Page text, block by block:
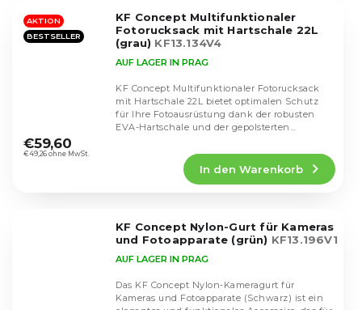
Sternen.
AKTION
BESTSELLER
KF Concept Multifunktionaler
Fotorucksack mit Hartschale 22L
(grau) KF13.134V4
durchschnittliche
Produktbewertung
AUF LAGER IN PRAG
€49,26 ohne MwSt.
€59,60
In den Warenkorb
KF Concept Multifunktionaler Fotorucksack
mit Hartschale 22L bietet optimalen Schutz
für Ihre Fotoausrüstung dank der robusten
EVA-Hartschale und der gepolsterten
KF Concept Nylon-Gurt für Kameras
und Fotoapparate (grün) KF13.196V1
AUF LAGER IN PRAG
Das KF Concept Nylon-Kameragurt für
Kameras und Fotoapparate (Schwarz) ist ein